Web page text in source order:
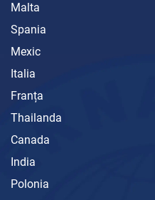
Malta
Spania
Mexic
Italia
Franța
Thailanda
Canada
India
Polonia